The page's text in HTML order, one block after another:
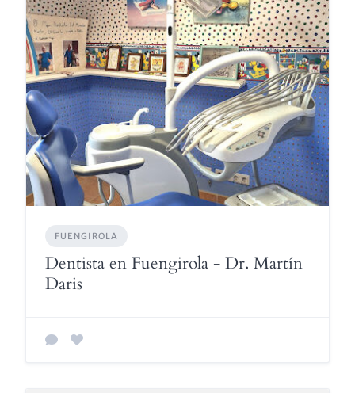
FUENGIROLA
Dentista en Fuengirola - Dr. Martín
Daris